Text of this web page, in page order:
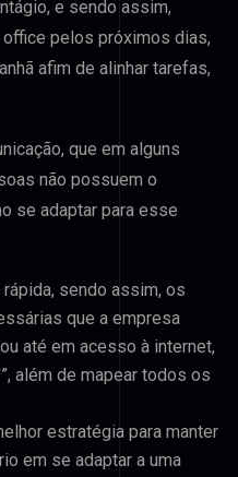
e sendo assim,
pelos próximos dias,
afim de alinhar tarefas,
que em alguns
não possuem o
se adaptar para esse
sendo assim, os
que a empresa
até em acesso à internet,
além de mapear todos os
estratégia para manter
em se adaptar a uma